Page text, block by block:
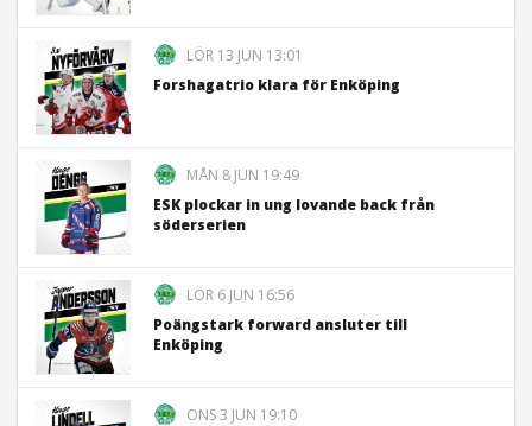
LÖR 13 JUN 13:01
Forshagatrio klara för Enköping
MÅN 8 JUN 19:49
ESK plockar in ung lovande back från
söderserien
LÖR 6 JUN 16:56
Poängstark forward ansluter till
Enköping
ONS 3 JUN 19:10